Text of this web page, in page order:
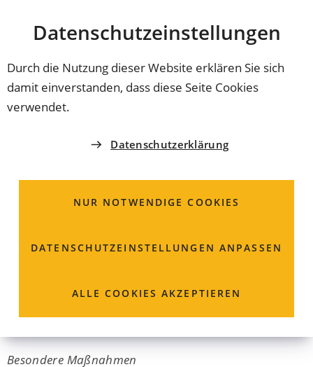
Datenschutz­einstellungen
Durch die Nutzung dieser Website erklären Sie sich
damit einverstanden, dass diese Seite Cookies
verwendet.
Datenschutzerklärung
NUR NOTWENDIGE COOKIES
DATENSCHUTZ­EINSTELLUNGEN ANPASSEN
ALLE COOKIES AKZEPTIEREN
INHALT ANSPRINGEN
Coburg
Urban Gardening
Coburg
Besondere Maßnahmen